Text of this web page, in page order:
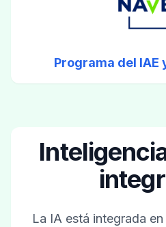
Programa del IAE
La IA está integrada